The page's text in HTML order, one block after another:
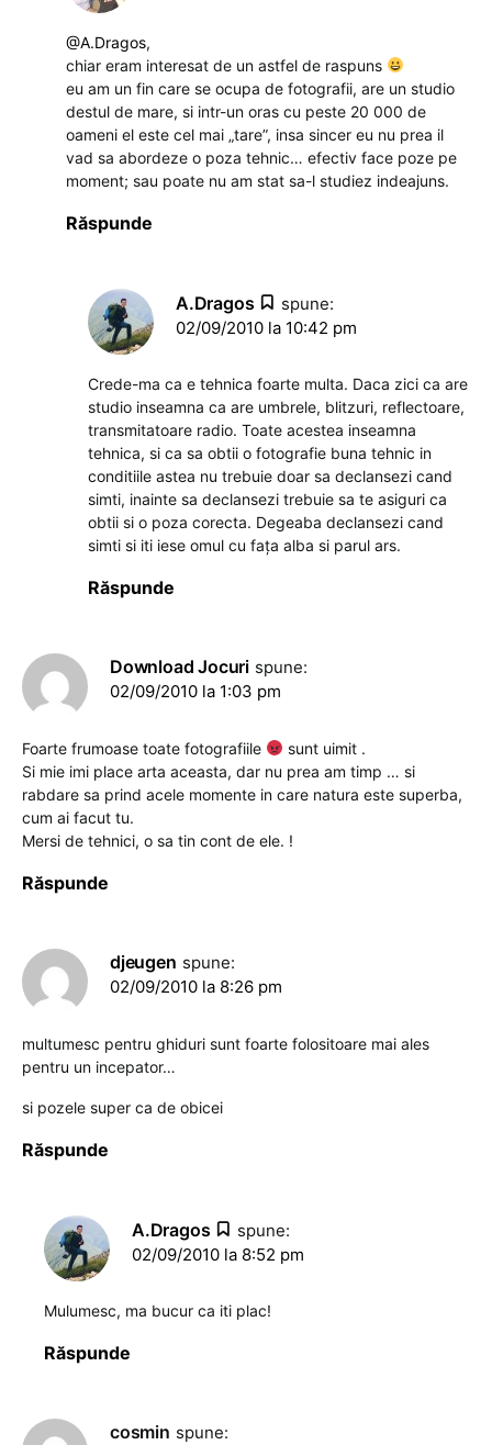
@A.Dragos,
chiar eram interesat de un astfel de raspuns
eu am un fin care se ocupa de fotografii, are un studio
destul de mare, si intr-un oras cu peste 20 000 de
oameni el este cel mai „tare”, insa sincer eu nu prea il
vad sa abordeze o poza tehnic… efectiv face poze pe
moment; sau poate nu am stat sa-l studiez indeajuns.
Răspunde
A.Dragos
spune:
02/09/2010 la 10:42 pm
Crede-ma ca e tehnica foarte multa. Daca zici ca are
studio inseamna ca are umbrele, blitzuri, reflectoare,
transmitatoare radio. Toate acestea inseamna
tehnica, si ca sa obtii o fotografie buna tehnic in
conditiile astea nu trebuie doar sa declansezi cand
simti, inainte sa declansezi trebuie sa te asiguri ca
obtii si o poza corecta. Degeaba declansezi cand
simti si iti iese omul cu faţa alba si parul ars.
Răspunde
Download Jocuri spune:
02/09/2010 la 1:03 pm
Foarte frumoase toate fotografiile
sunt uimit .
Si mie imi place arta aceasta, dar nu prea am timp … si
rabdare sa prind acele momente in care natura este superba,
cum ai facut tu.
Mersi de tehnici, o sa tin cont de ele. !
Răspunde
djeugen spune:
02/09/2010 la 8:26 pm
multumesc pentru ghiduri sunt foarte folositoare mai ales
pentru un incepator…
si pozele super ca de obicei
Răspunde
A.Dragos
spune:
02/09/2010 la 8:52 pm
Mulumesc, ma bucur ca iti plac!
Răspunde
cosmin spune: